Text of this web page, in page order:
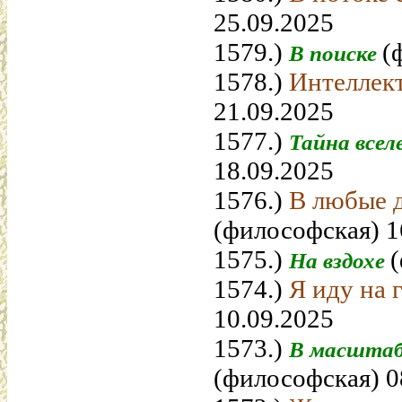
25.09.2025
1579.) В поиске
1578.)
21.09.2025
1577.) Тайна
18.09.2025
1576.) В любые
(философская)
1575.) На вздохе
1574.) Я иду на
10.09.2025
1573.) В
(философская)